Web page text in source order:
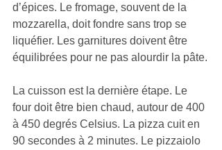
d’épices. Le fromage, souvent de la
mozzarella, doit fondre sans trop se
liquéfier. Les garnitures doivent être
équilibrées pour ne pas alourdir la pâte.
La cuisson est la dernière étape. Le
four doit être bien chaud, autour de 400
à 450 degrés Celsius. La pizza cuit en
90 secondes à 2 minutes. Le pizzaiolo